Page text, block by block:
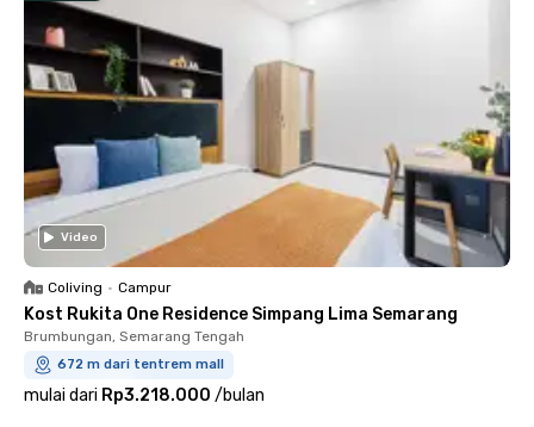
Video
Coliving • Campur
Kost Rukita One Residence Simpang Lima Semarang
Brumbungan, Semarang Tengah
672 m dari tentrem mall
mulai dari Rp3.218.000 /bulan